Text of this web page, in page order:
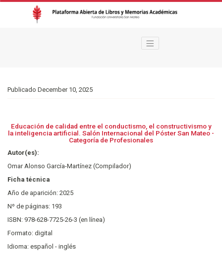
Publicado December 10, 2025
Educación de calidad entre el conductismo, el constructivismo y
la inteligencia artificial. Salón Internacional del Póster San Mateo -
Categoría de Profesionales
Autor(es):
Omar Alonso García-Martínez (Compilador)
Ficha técnica
Año de aparición: 2025
Nº de páginas: 193
ISBN: 978-628-7725-26-3 (en línea)
Formato: digital
Idioma: español - inglés